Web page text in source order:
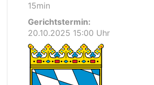
15min
Gerichtstermin:
20.10.2025 15:00 Uhr